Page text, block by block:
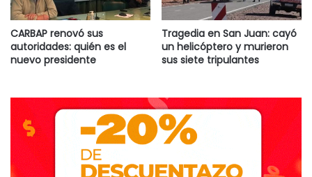
CARBAP renovó sus
autoridades: quién es el
nuevo presidente
Tragedia en San Juan: cayó
un helicóptero y murieron
sus siete tripulantes